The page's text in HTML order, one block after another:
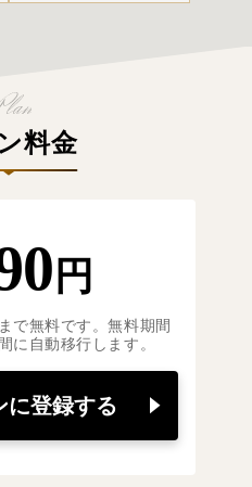
料金
円
で無料です。無料期間
に自動移行します。
に登録する